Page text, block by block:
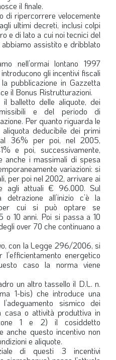
expand_more
il finale.
di ripercorrere velocemente
ultimi decreti, inclusi colpi
e di lato a cui noi tecnici del
assistito e dribblato
nell’ormai lontano 1997
gli incentivi fiscali
pubblicazione in Gazzetta
il Bonus Ristrutturazioni.
balletto delle aliquote, dei
e del periodo di
Per quanto riguarda le
deducibile dei primi
36% per poi, nel 2005,
e poi, successivamente,
anche i massimali di spesa
variazioni: si
per poi nel 2002, arrivare ai
agli attuali € 96.000. Sul
all’inizio c’è la
cui si può optare se
10 anni. Poi si passa a 10
over 70 che continuano a
con la Legge 296/2006, si
energetico
caso la norma viene
un altro tassello il D.L. n.
1-bis) che introduce una
sismico dei
o attività produttiva in
1 e 2) il cosiddetto
anche questo incentivo non
e aliquote.
di questi 3 incentivi